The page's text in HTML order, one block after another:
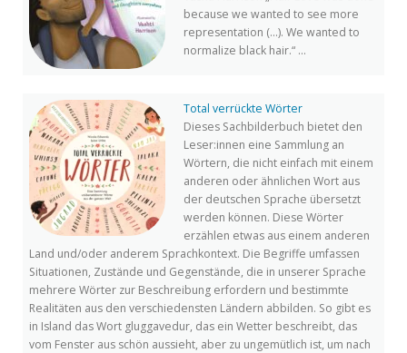
because we wanted to see more
representation (…). We wanted to
normalize black hair.“ ...
Total verrückte Wörter
Dieses Sachbilderbuch bietet den
Leser:innen eine Sammlung an
Wörtern, die nicht einfach mit einem
anderen oder ähnlichen Wort aus
der deutschen Sprache übersetzt
werden können. Diese Wörter
erzählen etwas aus einem anderen
Land und/oder anderem Sprachkontext. Die Begriffe umfassen
Situationen, Zustände und Gegenstände, die in unserer Sprache
mehrere Wörter zur Beschreibung erfordern und bestimmte
Realitäten aus den verschiedensten Ländern abbilden. So gibt es
in Island das Wort gluggavedur, das ein Wetter beschreibt, das
vom Fenster aus schön aussieht, aber zu ungemütlich ist, um nach